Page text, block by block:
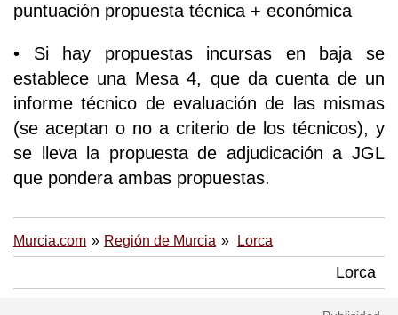
puntuación propuesta técnica + económica
• Si hay propuestas incursas en baja se
establece una Mesa 4, que da cuenta de un
informe técnico de evaluación de las mismas
(se aceptan o no a criterio de los técnicos), y
se lleva la propuesta de adjudicación a JGL
que pondera ambas propuestas.
Murcia.com Región de Murcia Lorca
Lorca